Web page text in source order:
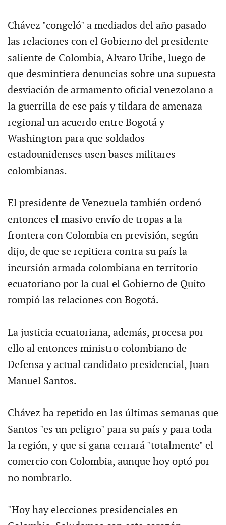
Chávez "congeló" a mediados del año pasado
las relaciones con el Gobierno del presidente
saliente de Colombia, Alvaro Uribe, luego de
que desmintiera denuncias sobre una supuesta
desviación de armamento oficial venezolano a
la guerrilla de ese país y tildara de amenaza
regional un acuerdo entre Bogotá y
Washington para que soldados
estadounidenses usen bases militares
colombianas.
El presidente de Venezuela también ordenó
entonces el masivo envío de tropas a la
frontera con Colombia en previsión, según
dijo, de que se repitiera contra su país la
incursión armada colombiana en territorio
ecuatoriano por la cual el Gobierno de Quito
rompió las relaciones con Bogotá.
La justicia ecuatoriana, además, procesa por
ello al entonces ministro colombiano de
Defensa y actual candidato presidencial, Juan
Manuel Santos.
Chávez ha repetido en las últimas semanas que
Santos "es un peligro" para su país y para toda
la región, y que si gana cerrará "totalmente" el
comercio con Colombia, aunque hoy optó por
no nombrarlo.
"Hoy hay elecciones presidenciales en